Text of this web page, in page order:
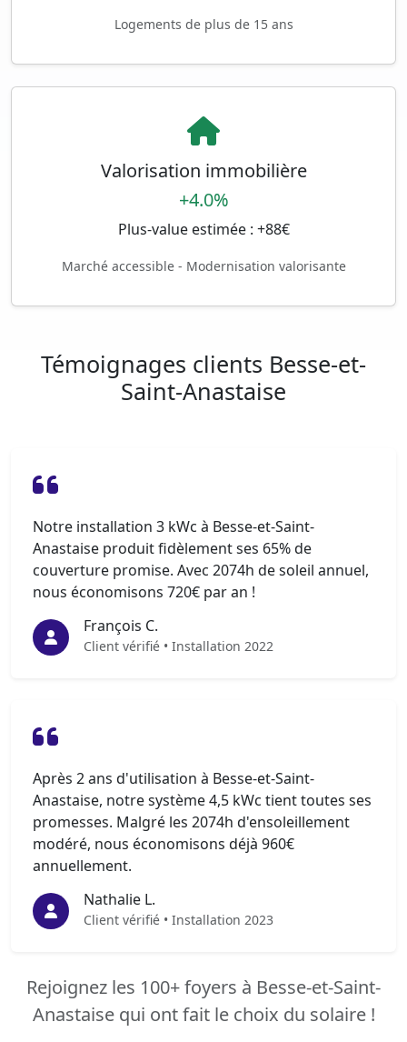
Logements de plus de 15 ans
Valorisation immobilière
+4.0%
Plus-value estimée : +88€
Marché accessible - Modernisation valorisante
Témoignages clients Besse-et-
Saint-Anastaise
Notre installation 3 kWc à Besse-et-Saint-
Anastaise produit fidèlement ses 65% de
couverture promise. Avec 2074h de soleil annuel,
nous économisons 720€ par an !
François C.
Client vérifié • Installation 2022
Après 2 ans d'utilisation à Besse-et-Saint-
Anastaise, notre système 4,5 kWc tient toutes ses
promesses. Malgré les 2074h d'ensoleillement
modéré, nous économisons déjà 960€
annuellement.
Nathalie L.
Client vérifié • Installation 2023
Rejoignez les 100+ foyers à Besse-et-Saint-
Anastaise qui ont fait le choix du solaire !